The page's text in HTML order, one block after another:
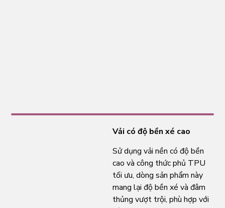
Vải có độ bền xé cao
Sử dụng vải nền có độ bền
cao và công thức phủ TPU
tối ưu, dòng sản phẩm này
mang lại độ bền xé và đâm
thủng vượt trội, phù hợp với